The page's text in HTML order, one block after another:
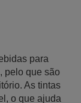
para
pelo que são
As tintas
o que ajuda